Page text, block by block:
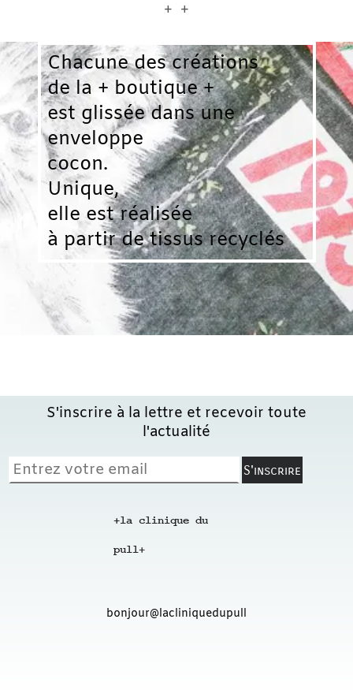
+ +
Chacune des créations
de la + boutique +
est glissée dans une
enveloppe
cocon.
Unique,
elle est réalisée
à partir de tissus recyclés
S'inscrire à la lettre et recevoir toute
l'actualité
+la clinique du
pull+
bonjour@lacliniquedupull.fr